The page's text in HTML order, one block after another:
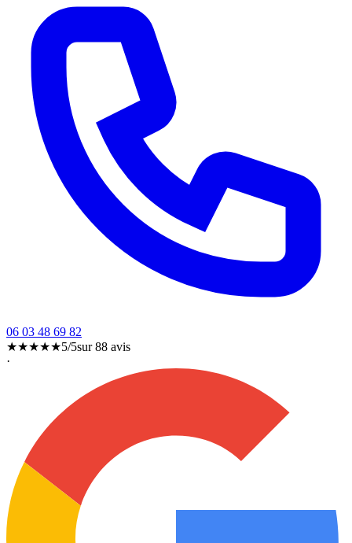
06 03 48 69 82
★★★★★5/5sur88 avis
·